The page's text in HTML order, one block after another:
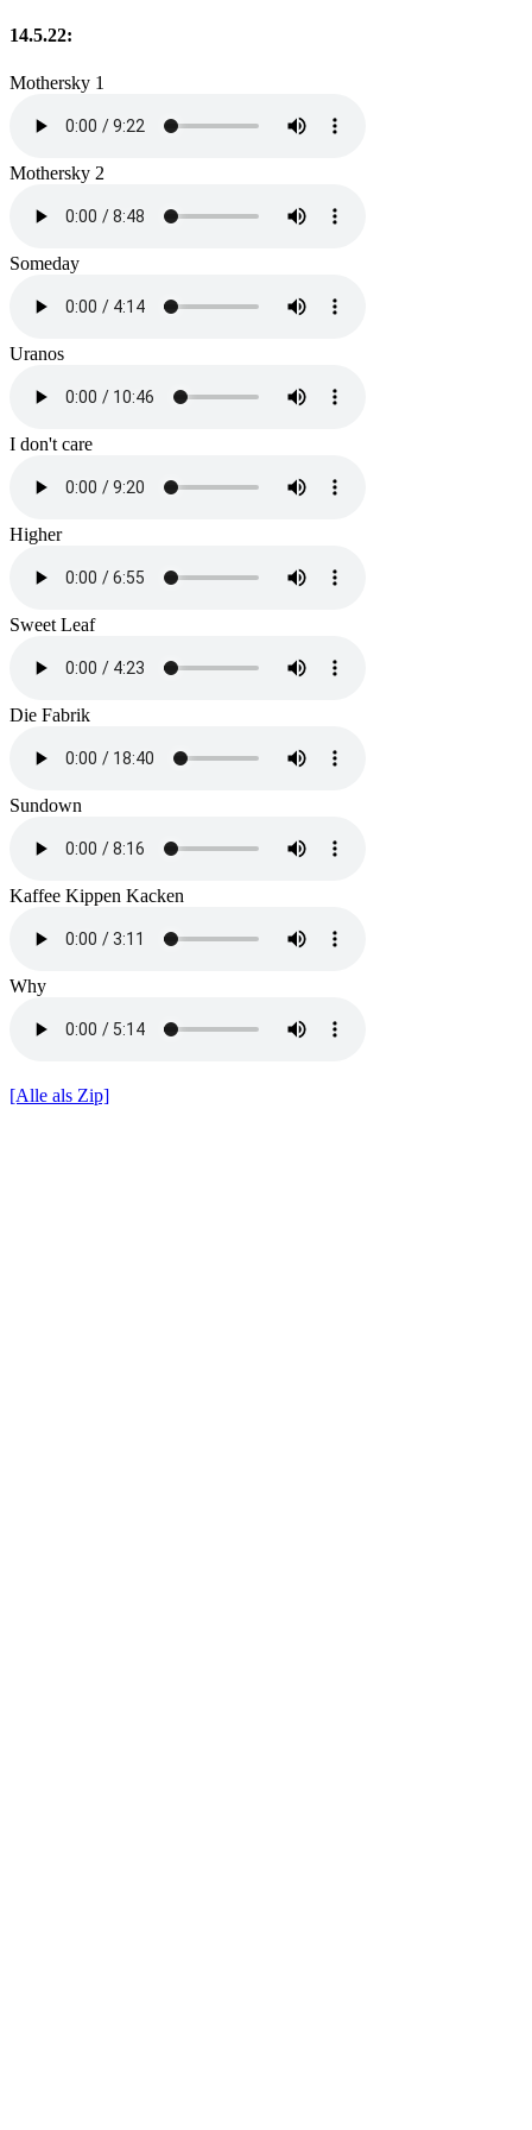
14.5.22:
Mothersky 1
Mothersky 2
Someday
Uranos
I don't care
Higher
Sweet Leaf
Die Fabrik
Sundown
Kaffee Kippen Kacken
Why
[Alle als Zip]